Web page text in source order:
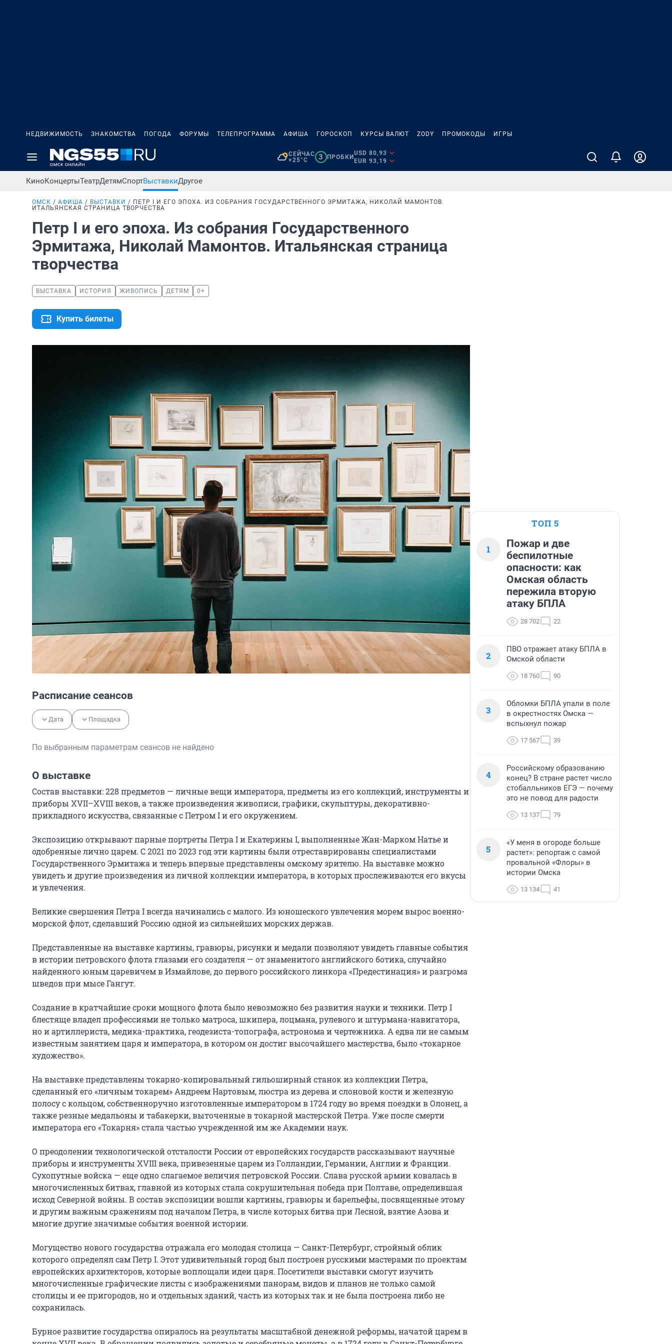
НЕДВИЖИМОСТЬ ЗНАКОМСТВА ПОГОДА ФОРУМЫ ТЕЛЕПРОГРАММА АФИША ГОРОСКОП КУРСЫ ВАЛЮТ ZODY ПРОМОКОДЫ ИГРЫ
СЕЙЧАС
+25°C
3 ПРОБКИ
USD 80,93
EUR 93,19
КиноКонцертыТеатрДетямСпортВыставкиДругое
ОМСК АФИША ВЫСТАВКИ
ПЕТР I И ЕГО ЭПОХА. ИЗ СОБРАНИЯ ГОСУДАРСТВЕННОГО ЭРМИТАЖА, НИКОЛАЙ МАМОНТОВ.
ИТАЛЬЯНСКАЯ СТРАНИЦА ТВОРЧЕСТВА
Петр I и его эпоха. Из собрания Государственного
Эрмитажа, Николай Мамонтов. Итальянская страница
творчества
ВЫСТАВКА ИСТОРИЯ ЖИВОПИСЬ ДЕТЯМ 0+
Купить билеты
Расписание сеансов
Дата Площадка
По выбранным параметрам сеансов не найдено
О выставке
Состав выставки: 228 предметов — личные вещи императора, предметы из его коллекций, инструменты и
приборы XVII–XVIII веков, а также произведения живописи, графики, скульптуры, декоративно-
прикладного искусства, связанные с Петром I и его окружением.
Экспозицию открывают парные портреты Петра I и Екатерины I, выполненные Жан-Марком Натье и
одобренные лично царем. С 2021 по 2023 год эти картины были отреставрированы специалистами
Государственного Эрмитажа и теперь впервые представлены омскому зрителю. На выставке можно
увидеть и другие произведения из личной коллекции императора, в которых прослеживаются его вкусы
и увлечения.
Великие свершения Петра I всегда начинались с малого. Из юношеского увлечения морем вырос военно-
морской флот, сделавший Россию одной из сильнейших морских держав.
Представленные на выставке картины, гравюры, рисунки и медали позволяют увидеть главные события
в истории петровского флота глазами его создателя — от знаменитого английского ботика, случайно
найденного юным царевичем в Измайлове, до первого российского линкора «Предестинация» и разгрома
шведов при мысе Гангут.
Создание в кратчайшие сроки мощного флота было невозможно без развития науки и техники. Петр I
блестяще владел профессиями не только матроса, шкипера, лоцмана, рулевого и штурмана-навигатора,
но и артиллериста, медика-практика, геодезиста-топографа, астронома и чертежника. А едва ли не самым
известным занятием царя и императора, в котором он достиг высочайшего мастерства, было «токарное
художество».
На выставке представлены токарно-копировальный гильоширный станок из коллекции Петра,
сделанный его «личным токарем» Андреем Нартовым, люстра из дерева и слоновой кости и железную
полосу с кольцом, собственноручно изготовленные императором в 1724 году во время поездки в Олонец, а
также резные медальоны и табакерки, выточенные в токарной мастерской Петра. Уже после смерти
императора его «Токарня» стала частью учрежденной им же Академии наук.
О преодолении технологической отсталости России от европейских государств рассказывают научные
приборы и инструменты XVIII века, привезенные царем из Голландии, Германии, Англии и Франции.
Сухопутные войска — еще одно слагаемое величия петровской России. Слава русской армии ковалась в
многочисленных битвах, главной из которых стала сокрушительная победа при Полтаве, определившая
исход Северной войны. В состав экспозиции вошли картины, гравюры и барельефы, посвященные этому
и другим важным сражениям под началом Петра, в числе которых битва при Лесной, взятие Азова и
многие другие значимые события военной истории.
Могущество нового государства отражала его молодая столица — Санкт-Петербург, стройный облик
которого определял сам Петр I. Этот удивительный город был построен русскими мастерами по проектам
европейских архитекторов, которые воплощали идеи царя. Посетители выставки смогут изучить
многочисленные графические листы с изображениями панорам, видов и планов не только самой
столицы и ее пригородов, но и отдельных зданий, часть из которых так и не была построена либо не
сохранилась.
Бурное развитие государства опиралось на результаты масштабной денежной реформы, начатой царем в
ТОП 5
1
Пожар и две
беспилотные
опасности: как
Омская область
пережила вторую
атаку БПЛА
28 702 22
2
ПВО отражает атаку БПЛА в
Омской области
18 760 90
3
Обломки БПЛА упали в поле
в окрестностях Омска —
вспыхнул пожар
17 567 39
4
Российскому образованию
конец? В стране растет число
стобалльников ЕГЭ — почему
это не повод для радости
13 137 79
5
«У меня в огороде больше
растет»: репортаж с самой
провальной «Флоры» в
истории Омска
13 134 41